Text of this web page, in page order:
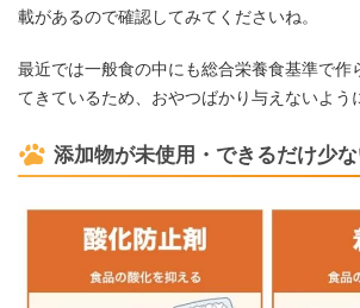
載があるので確認してみてくださいね。
最近では一般食の中にも総合栄養食基準で作
てきているため、おやつばかり与えないよう
添加物が未使用・できるだけ少